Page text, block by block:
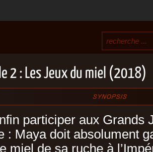
2 : Les Jeux du miel (2018)
participer aux Grands
: Maya doit absolument
miel de sa ruche à